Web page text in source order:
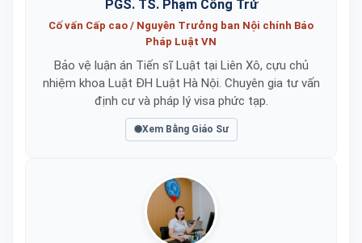
PGS. TS. Phạm Công Trứ
Cố vấn Cấp cao / Nguyên Trưởng ban Nội chính Báo
Pháp Luật VN
Bảo vệ luận án Tiến sĩ Luật tại Liên Xô, cựu chủ
nhiệm khoa Luật ĐH Luật Hà Nội. Chuyên gia tư vấn
định cư và pháp lý visa phức tạp.
Xem Bằng Giáo Sư